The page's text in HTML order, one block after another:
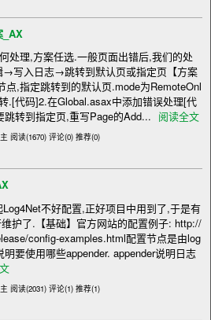
_AX
处理,方案任选.一般页面出错后,我们的处
→写入日志→跳转到默认页或指定页【方案
点,指定跳转到的默认页.mode为RemoteOnl
.[代码]2.在Global.asax中添加错误处理[代
转到指定页,重写Page的Add... 阅读全文
阅读(1670) 评论(0) 推荐(0)
不好配置,正好项目中用到了,于是有
护了.【基础】官方网站的配置例子: http://
config-examples.html配置节点是由log
要使用哪些appender. appender说明日志
阅读(2031) 评论(1) 推荐(1)